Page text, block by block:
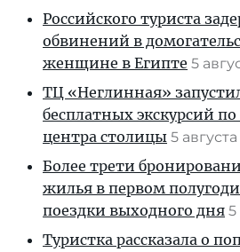
Российского туриста
обвинений в
женщине в Египте 5
ТЦ «Неглинная»
бесплатных экскурсий
центра столицы 5 августа
Более трети
жилья в первом
поездки выходного дня 5
Туристка рассказала о